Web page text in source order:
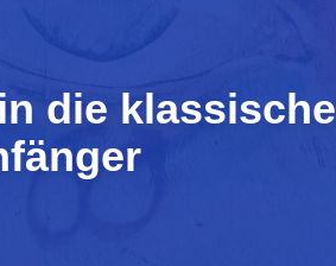
die klassische